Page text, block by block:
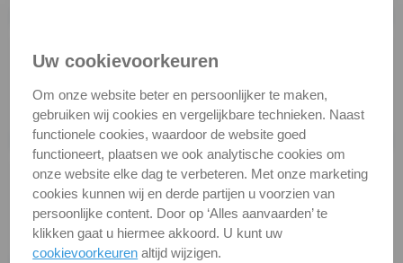
WS
9345
-
A2
-
m3
Uw cookievoorkeuren
Om onze website beter en persoonlijker te maken,
gebruiken wij cookies en vergelijkbare technieken. Naast
functionele cookies, waardoor de website goed
functioneert, plaatsen we ook analytische cookies om
onze website elke dag te verbeteren. Met onze marketing
cookies kunnen wij en derde partijen u voorzien van
persoonlijke content. Door op ‘Alles aanvaarden’ te
klikken gaat u hiermee akkoord. U kunt uw
cookievoorkeuren altijd wijzigen.